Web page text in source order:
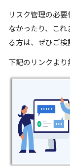
リスク管理の必
なかったり、こ
る方は、ぜひご検
下記のリンクより